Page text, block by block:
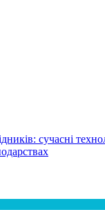
сучасні